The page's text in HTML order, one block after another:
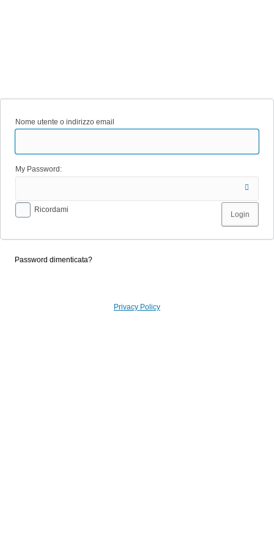
Nome utente o indirizzo email
My Password:
Ricordami
Password dimenticata?
Privacy Policy